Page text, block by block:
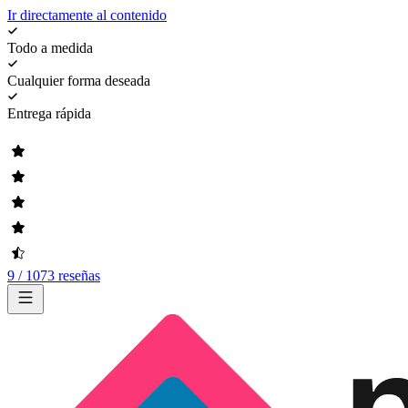
Ir directamente al contenido
Todo a medida
Cualquier forma deseada
Entrega rápida
9 / 1073 reseñas